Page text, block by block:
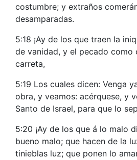
costumbre; y extraños
desamparadas.
5:18 ¡Ay de los que traen la
de vanidad, y el pecado como
carreta,
5:19 Los cuales dicen: Venga
obra, y veamos: acérquese, y
Santo de Israel, para que lo
5:20 ¡Ay de los que á lo malo
bueno malo; que hacen de la
tinieblas luz; que ponen lo